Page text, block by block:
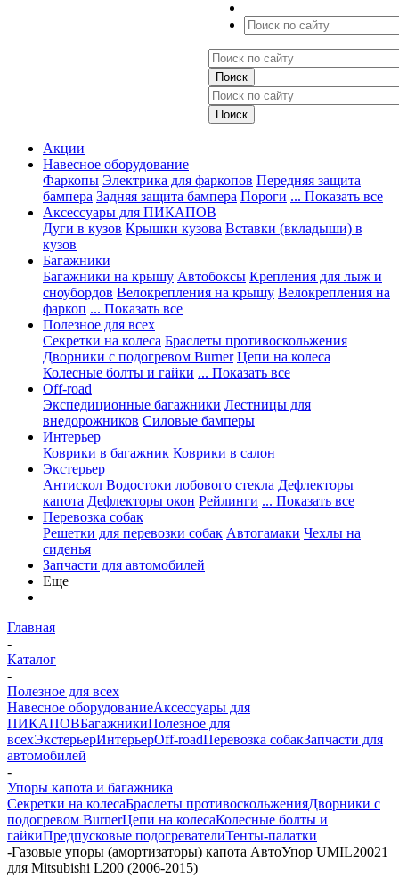
Акции
Навесное оборудование
Фаркопы Электрика для фаркопов Передняя защита
бампера Задняя защита бампера Пороги ... Показать все
Аксессуары для ПИКАПОВ
Дуги в кузов Крышки кузова Вставки (вкладыши) в
кузов
Багажники
Багажники на крышу Автобоксы Крепления для лыж и
сноубордов Велокрепления на крышу Велокрепления на
фаркоп ... Показать все
Полезное для всех
Секретки на колеса Браслеты противоскольжения
Дворники с подогревом Burner Цепи на колеса
Колесные болты и гайки ... Показать все
Off-road
Экспедиционные багажники Лестницы для
внедорожников Силовые бамперы
Интерьер
Коврики в багажник Коврики в салон
Экстерьер
Антискол Водостоки лобового стекла Дефлекторы
капота Дефлекторы окон Рейлинги ... Показать все
Перевозка собак
Решетки для перевозки собак Автогамаки Чехлы на
сиденья
Запчасти для автомобилей
Еще
Главная
-
Каталог
-
Полезное для всех
Навесное оборудованиеАксессуары для
ПИКАПОВБагажникиПолезное для
всехЭкстерьерИнтерьерOff-roadПеревозка собакЗапчасти для
автомобилей
-
Упоры капота и багажника
Секретки на колесаБраслеты противоскольженияДворники с
подогревом BurnerЦепи на колесаКолесные болты и
гайкиПредпусковые подогревателиТенты-палатки
-Газовые упоры (амортизаторы) капота АвтоУпор UMIL20021
для Mitsubishi L200 (2006-2015)